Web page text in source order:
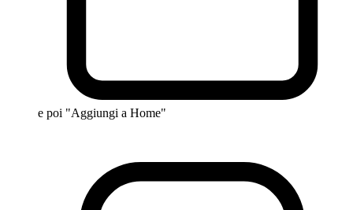
e poi "Aggiungi a Home"